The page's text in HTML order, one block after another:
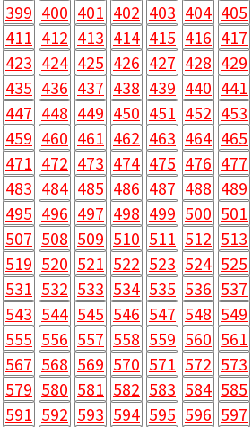
399 400 401 402 403 404 405
411 412 413 414 415 416 417
423 424 425 426 427 428 429
435 436 437 438 439 440 441
447 448 449 450 451 452 453
459 460 461 462 463 464 465
471 472 473 474 475 476 477
483 484 485 486 487 488 489
495 496 497 498 499 500 501
507 508 509 510 511 512 513
519 520 521 522 523 524 525
531 532 533 534 535 536 537
543 544 545 546 547 548 549
555 556 557 558 559 560 561
567 568 569 570 571 572 573
579 580 581 582 583 584 585
591 592 593 594 595 596 597